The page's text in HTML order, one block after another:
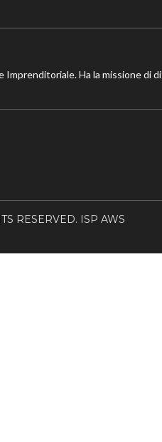
Ha la missione di
RESERVED. ISP AWS